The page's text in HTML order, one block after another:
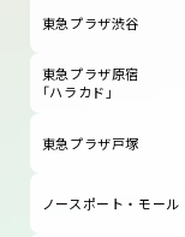
東急プラザ渋谷
東急プラザ原宿
「ハラカド」
東急プラザ戸塚
ノースポート・モール